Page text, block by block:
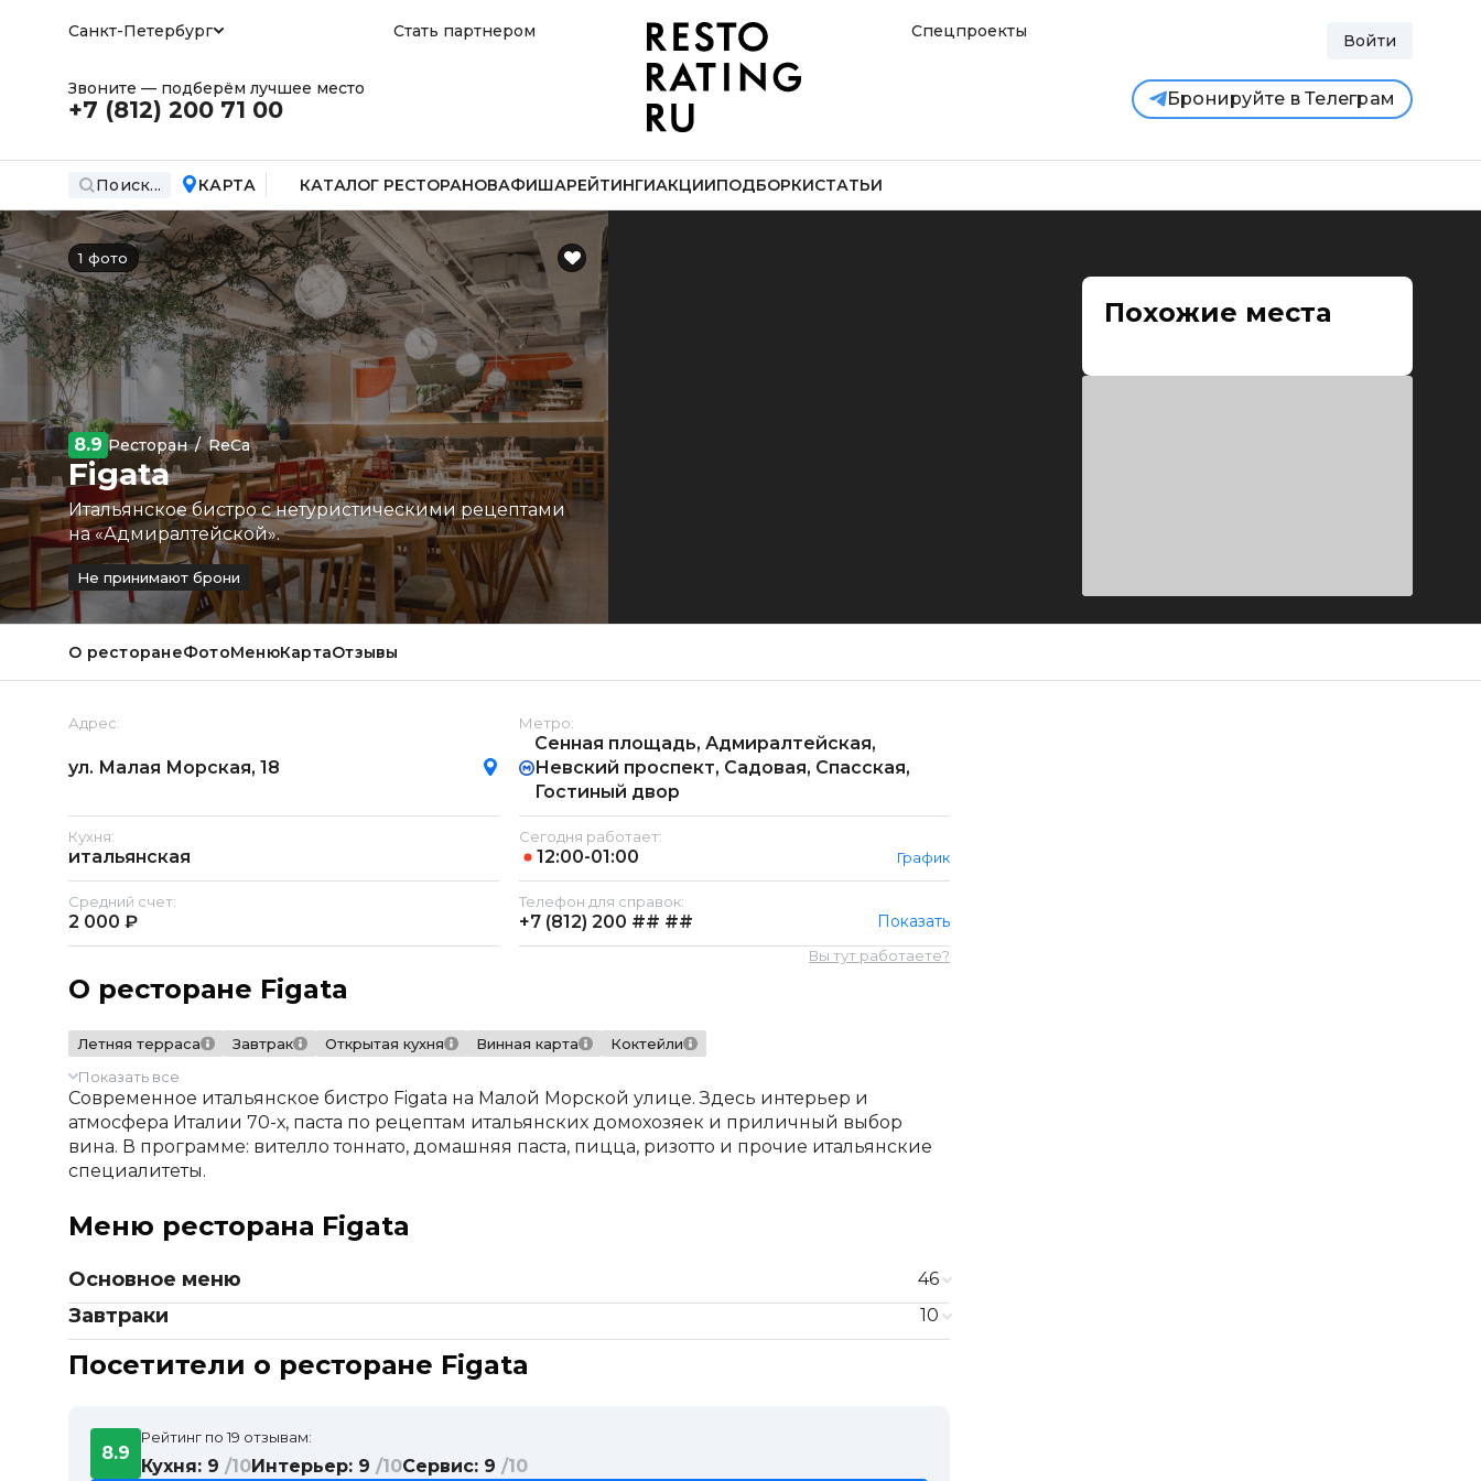
Санкт-Петербург Стать партнером Спецпроекты Войти
Звоните — подберём лучшее место
+7 (812) 200 71 00 Бронируйте в Телеграм
Поиск... КАРТА КАТАЛОГ РЕСТОРАНОВАФИШАРЕЙТИНГИАКЦИИПОДБОРКИСТАТЬИ
1 фото
8.9 Ресторан / ReCa
Figata
Итальянское бистро с нетуристическими рецептами
на «Адмиралтейской».
Не принимают брони
О ресторанеФотоМенюКартаОтзывы
Адрес:
ул. Малая Морская, 18
Метро:
Сенная площадь, Адмиралтейская,
Невский проспект, Садовая, Спасская,
Гостиный двор
Кухня:
итальянская
Сегодня работает:
12:00-01:00 График
Средний счет:
2 000 ₽
Телефон для справок:
+7 (812) 200 ## ## Показать
Вы тут работаете?
О ресторане Figata
Летняя терраса Завтрак Открытая кухня Винная карта
Коктейли
Показать все
Современное итальянское бистро Figata на Малой Морской улице. Здесь интерьер и
атмосфера Италии 70-х, паста по рецептам итальянских домохозяек и приличный выбор
вина. В программе: вителло тоннато, домашняя паста, пицца, ризотто и прочие итальянские
специалитеты.
Меню ресторана Figata
Основное меню 46
Стартеры и салаты
Оливки с топенадом из вяленых томатов
360 ₽
Парма с трюфельным кремом и гриссини
Печеные перцы с пате из тунца
Тартар из говядины с артишоками и муссом из пармезана
Тартар из тунца с томатами и маринованной клубникой
Завтраки 10
Утренние блюда
Яичница
Омлет
Большой итальянский завтрак
Тост с мортаделлой и яйцом пашот
Посетители о ресторане Figata
8.9
Рейтинг по 19 отзывам:
Кухня: 9 /10Интерьер: 9 /10Сервис: 9 /10
Похожие места